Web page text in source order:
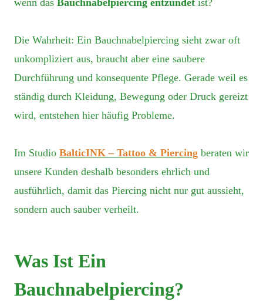
wenn das Bauchnabelpiercing entzündet ist?
Die Wahrheit: Ein Bauchnabelpiercing sieht zwar oft
unkompliziert aus, braucht aber eine saubere
Durchführung und konsequente Pflege. Gerade weil es
ständig durch Kleidung, Bewegung oder Druck gereizt
wird, entstehen hier häufig Probleme.
Im Studio BalticINK – Tattoo & Piercing beraten wir
unsere Kunden deshalb besonders ehrlich und
ausführlich, damit das Piercing nicht nur gut aussieht,
sondern auch sauber verheilt.
Was Ist Ein
Bauchnabelpiercing?